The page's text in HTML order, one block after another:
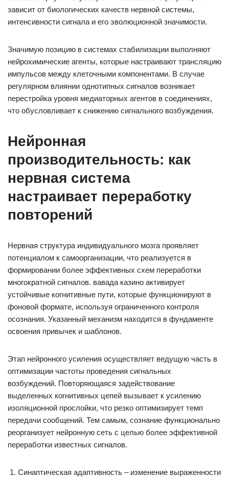
зависит от биологических качеств нервной системы,
интенсивности сигнала и его эволюционной значимости.
Значимую позицию в системах стабилизации выполняют
нейрохимические агенты, которые настраивают трансляцию
импульсов между клеточными компонентами. В случае
регулярном влиянии однотипных сигналов возникает
перестройка уровня медиаторных агентов в соединениях,
что обусловливает к снижению сигнального возбуждения.
Нейронная
производительность: как
нервная система
настраивает переработку
повторений
Нервная структура индивидуального мозга проявляет
потенциалом к самоорганизации, что реализуется в
формировании более эффективных схем переработки
многократной сигналов. вавада казино активирует
устойчивые когнитивные пути, которые функционируют в
фоновой формате, используя ограниченного контроля
осознания. Указанный механизм находится в фундаменте
освоения привычек и шаблонов.
Этап нейронного усиления осуществляет ведущую часть в
оптимизации частоты проведения сигнальных
возбуждений. Повторяющаяся задействование
выделенных когнитивных цепей вызывает к усилению
изоляционной прослойки, что резко оптимизирует темп
передачи сообщений. Тем самым, сознание функционально
реорганизует нейронную сеть с целью более эффективной
переработки известных сигналов.
Синаптическая адаптивность – изменение выраженности